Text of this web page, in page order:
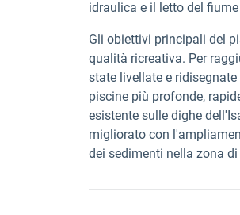
idraulica e il letto del
Gli obiettivi principali del
qualità ricreativa. Per
state livellate e
piscine più profonde,
esistente sulle dighe
migliorato con
dei sedimenti nella zona